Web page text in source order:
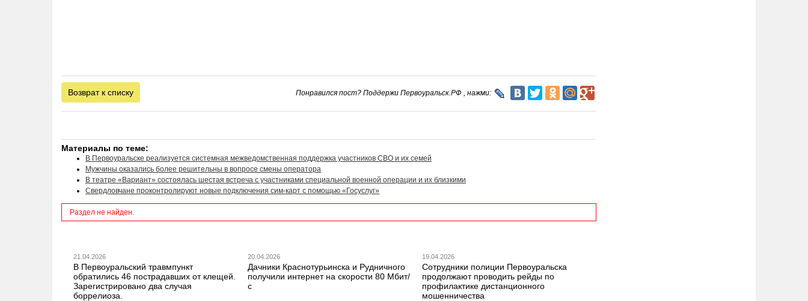
Возврат к списку Понравился пост? Поддержи Первоуральск.РФ , нажми:
Материалы по теме:
В Первоуральске реализуется системная межведомственная поддержка участников СВО и их семей
Мужчины оказались более решительны в вопросе смены оператора
В театре «Вариант» состоялась шестая встреча с участниками специальной военной операции и их близкими
Свердловчане проконтролируют новые подключения сим-карт с помощью «Госуслуг»
Раздел не найден.
21.04.2026
В Первоуральский травмпункт
обратились 46 пострадавших от клещей.
Зарегистрировано два случая
боррелиоза.
20.04.2026
Дачники Краснотурьинска и Рудничного
получили интернет на скорости 80 Мбит/
с
19.04.2026
Сотрудники полиции Первоуральска
продолжают проводить рейды по
профилактике дистанционного
мошенничества